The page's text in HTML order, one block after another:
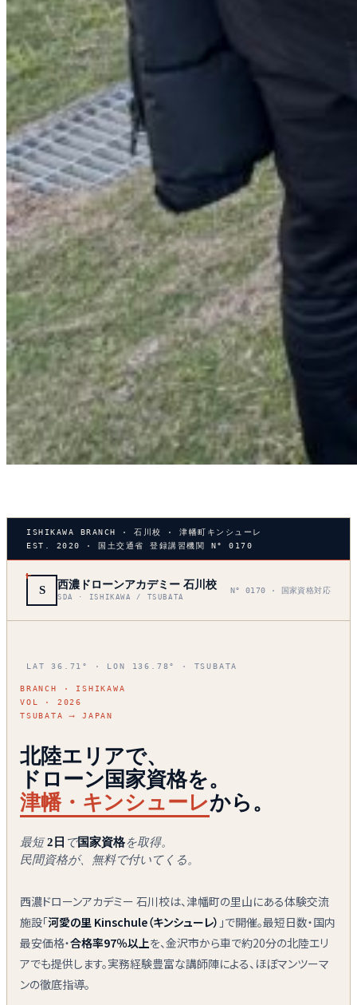
ISHIKAWA BRANCH · 石川校 · 津幡町キンシューレ
EST. 2020 · 国土交通省 登録講習機関 N° 0170
S 西濃ドローンアカデミー 石川校
SDA · ISHIKAWA / TSUBATA
N° 0170 · 国家資格対応
LAT 36.71° · LON 136.78° · TSUBATA
BRANCH · ISHIKAWA
VOL · 2026
TSUBATA ⟶ JAPAN
北陸エリアで、
ドローン国家資格を。
津幡・キンシューレから。
最短 2日 で国家資格を取得。
民間資格が、無料で付いてくる。
西濃ドローンアカデミー 石川校は、津幡町の里山にある体験交流
施設「河愛の里 Kinschule（キンシューレ） 」で開催。最短日数・国内
最安価格・合格率97％以上を、金沢市から車で約20分の北陸エリ
アでも提供します。実務経験豊富な講師陣による、ほぼマンツーマ
ンの徹底指導。